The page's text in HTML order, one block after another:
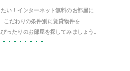
い！インターネット無料のお部屋に
こだわりの条件別に賃貸物件を
ったりのお部屋を探してみましょう。